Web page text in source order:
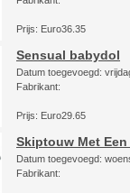
Prijs: Euro36.35
Sensual babydol
Datum toegevoegd:
Fabrikant:
Prijs: Euro29.65
Skiptouw Met Een
Datum toegevoegd:
Fabrikant: